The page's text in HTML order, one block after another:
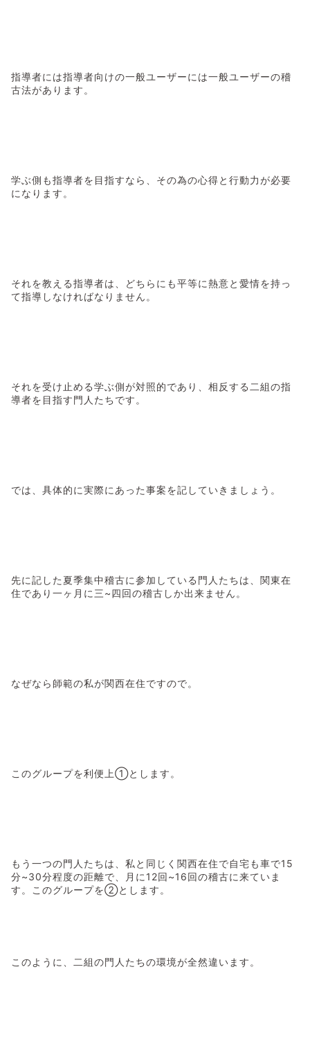
指導者には指導者向けの一般ユーザーには一般ユーザーの稽
古法があります。
学ぶ側も指導者を目指すなら、その為の心得と行動力が必要
になります。
それを教える指導者は、どちらにも平等に熱意と愛情を持っ
て指導しなければなりません。
それを受け止める学ぶ側が対照的であり、相反する二組の指
導者を目指す門人たちです。
では、具体的に実際にあった事案を記していきましょう。
先に記した夏季集中稽古に参加している門人たちは、関東在
住であり一ヶ月に三~四回の稽古しか出来ません。
なぜなら師範の私が関西在住ですので。
このグループを利便上①とします。
もう一つの門人たちは、私と同じく関西在住で自宅も車で15
分~30分程度の距離で、月に12回~16回の稽古に来ていま
す。このグループを②とします。
このように、二組の門人たちの環境が全然違います。